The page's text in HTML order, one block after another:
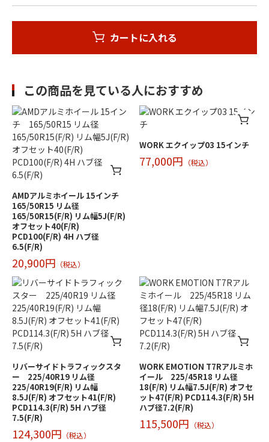
カートに入れる
この商品を見ている人におすすめ
AMDアルミホイール 15インチ
165/50R15 リム径
165/50R15(F/R) リム幅5J(F/R)
オフセット40(F/R)
PCD100(F/R) 4H ハブ径
6.5(F/R)
20,900円 （税込）
WORK エクイップ03 15インチ
77,000円 （税込）
リバーサイドトラフィックスタ
ー 225/40R19 リム径
225/40R19(F/R) リム幅
8.5J(F/R) オフセット41(F/R)
PCD114.3(F/R) 5H ハブ径
7.5(F/R)
124,300円 （税込）
WORK EMOTION T7Rアルミホ
イール 225/45R18 リム径
18(F/R) リム幅7.5J(F/R) オフセ
ット47(F/R) PCD114.3(F/R) 5H
ハブ径7.2(F/R)
115,500円 （税込）